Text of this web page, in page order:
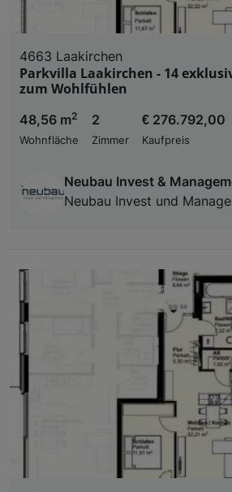
4663 Laakirchen
Parkvilla Laakirchen - 14
zum Wohlfühlen
48,56 m2
Wohnfläche
2
Zimmer
€ 276.792,00
Kaufpreis
Neubau Invest &
Neubau Invest und